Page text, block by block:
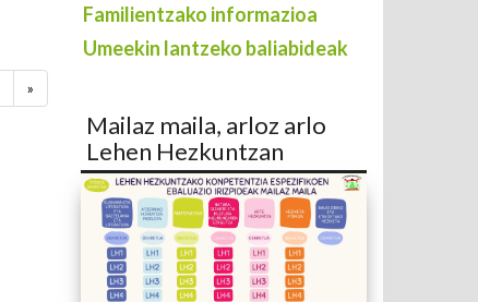
»
Familientzako informazioa
Umeekin lantzeko baliabideak
Mailaz maila, arloz arlo
Lehen Hezkuntzan